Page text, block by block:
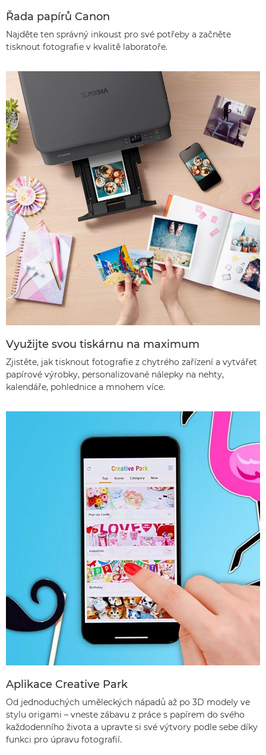
Řada papírů Canon
Najděte ten správný inkoust pro své potřeby a začněte
tisknout fotografie v kvalitě laboratoře.
Využijte svou tiskárnu na maximum
Zjistěte, jak tisknout fotografie z chytrého zařízení a vytvářet
papírové výrobky, personalizované nálepky na nehty,
kalendáře, pohlednice a mnohem více.
Aplikace Creative Park
Od jednoduchých uměleckých nápadů až po 3D modely ve
stylu origami – vneste zábavu z práce s papírem do svého
každodenního života a upravte si své výtvory podle sebe díky
funkci pro úpravu fotografií.